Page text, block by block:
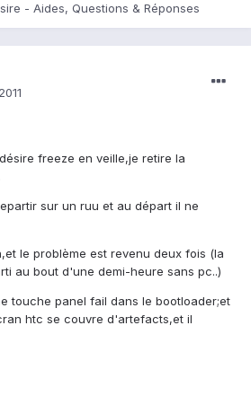
- Aides, Questions & Réponses
freeze en veille,je retire la
sur un ruu et au départ il ne
le problème est revenu deux fois (la
au bout d'une demi-heure sans pc..)
touche panel fail dans le bootloader;et
htc se couvre d'artefacts,et il